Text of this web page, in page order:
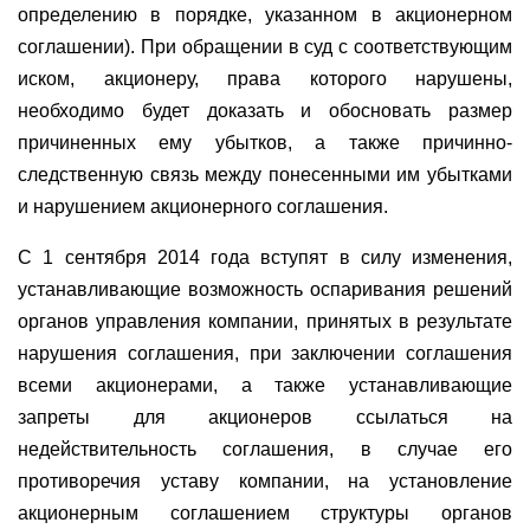
определению в порядке, указанном в акционерном
соглашении). При обращении в суд с соответствующим
иском, акционеру, права которого нарушены,
необходимо будет доказать и обосновать размер
причиненных ему убытков, а также причинно-
следственную связь между понесенными им убытками
и нарушением акционерного соглашения.
С 1 сентября 2014 года вступят в силу изменения,
устанавливающие возможность оспаривания решений
органов управления компании, принятых в результате
нарушения соглашения, при заключении соглашения
всеми акционерами, а также устанавливающие
запреты для акционеров ссылаться на
недействительность соглашения, в случае его
противоречия уставу компании, на установление
акционерным соглашением структуры органов